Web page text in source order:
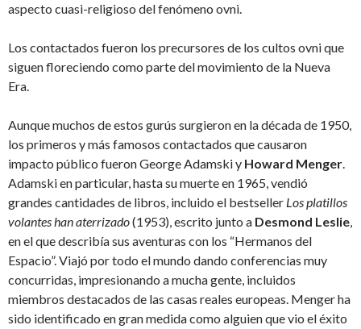
aspecto cuasi-religioso del fenómeno ovni.
Los contactados fueron los precursores de los cultos ovni que
siguen floreciendo como parte del movimiento de la Nueva
Era.
Aunque muchos de estos gurús surgieron en la década de 1950,
los primeros y más famosos contactados que causaron
impacto público fueron George Adamski y Howard Menger.
Adamski en particular, hasta su muerte en 1965, vendió
grandes cantidades de libros, incluido el bestseller Los platillos
volantes han aterrizado(1953), escrito junto a Desmond Leslie,
en el que describía sus aventuras con los “Hermanos del
Espacio”. Viajó por todo el mundo dando conferencias muy
concurridas, impresionando a mucha gente, incluidos
miembros destacados de las casas reales europeas. Menger ha
sido identificado en gran medida como alguien que vio el éxito